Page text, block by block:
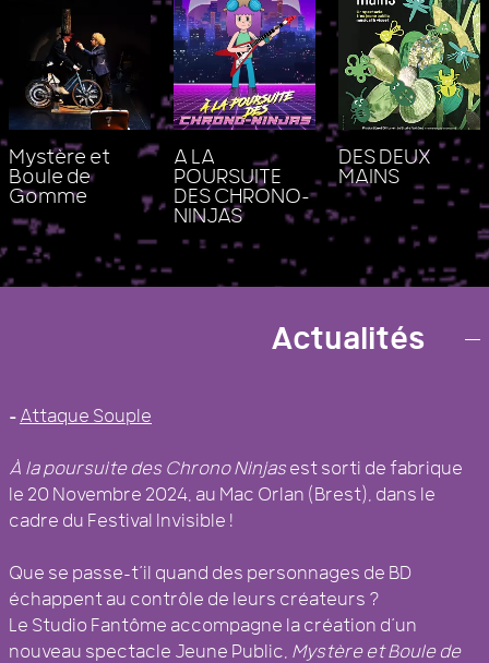
Mystère et
Boule de
Gomme
A LA
POURSUITE
DES CHRONO-
NINJAS
DES DEUX
MAINS
COLLECTIF D’ARTISTES BRESTActualités
– Attaque Souple
À la poursuite des Chrono Ninjas est sorti de fabrique
le 20 Novembre 2024, au Mac Orlan (Brest), dans le
cadre du Festival Invisible !
Que se passe-t’il quand des personnages de BD
échappent au contrôle de leurs créateurs ?
Le Studio Fantôme accompagne la création d’un
nouveau spectacle Jeune Public, Mystère et Boule de